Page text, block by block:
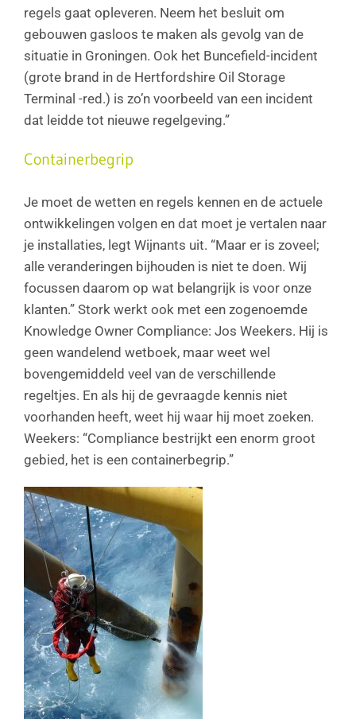
regels gaat opleveren. Neem het besluit om
gebouwen gasloos te maken als gevolg van de
situatie in Groningen. Ook het Buncefield-incident
(grote brand in de Hertfordshire Oil Storage
Terminal -red.) is zo’n voorbeeld van een incident
dat leidde tot nieuwe regelgeving.”
Containerbegrip
Je moet de wetten en regels kennen en de actuele
ontwikkelingen volgen en dat moet je vertalen naar
je installaties, legt Wijnants uit. “Maar er is zoveel;
alle veranderingen bijhouden is niet te doen. Wij
focussen daarom op wat belangrijk is voor onze
klanten.” Stork werkt ook met een zogenoemde
Knowledge Owner Compliance: Jos Weekers. Hij is
geen wandelend wetboek, maar weet wel
bovengemiddeld veel van de verschillende
regeltjes. En als hij de gevraagde kennis niet
voorhanden heeft, weet hij waar hij moet zoeken.
Weekers: “Compliance bestrijkt een enorm groot
gebied, het is een containerbegrip.”